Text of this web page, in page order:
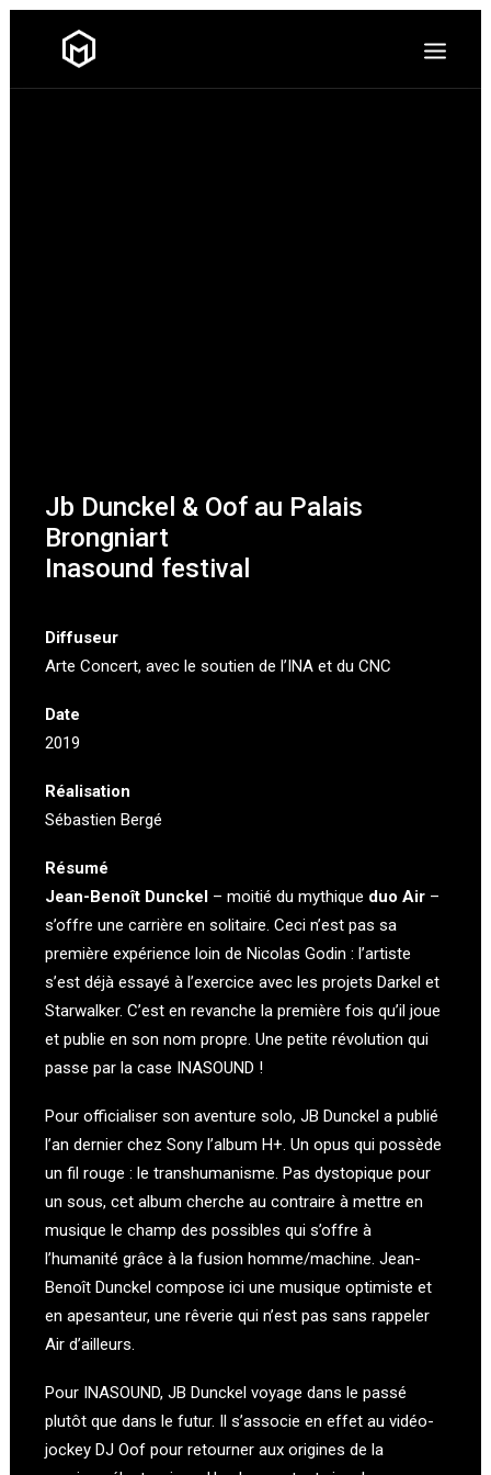
Jb Dunckel & Oof au Palais
Brongniart
Inasound festival
Diffuseur
Arte Concert, avec le soutien de l’INA et du CNC
Date
2019
Réalisation
Sébastien Bergé
Résumé
Jean-Benoît Dunckel – moitié du mythique duo Air –
s’offre une carrière en solitaire. Ceci n’est pas sa
première expérience loin de Nicolas Godin : l’artiste
s’est déjà essayé à l’exercice avec les projets Darkel et
Starwalker. C’est en revanche la première fois qu’il joue
et publie en son nom propre. Une petite révolution qui
passe par la case INASOUND !
Pour officialiser son aventure solo, JB Dunckel a publié
l’an dernier chez Sony l’album H+. Un opus qui possède
un fil rouge : le transhumanisme. Pas dystopique pour
un sous, cet album cherche au contraire à mettre en
musique le champ des possibles qui s’offre à
l’humanité grâce à la fusion homme/machine. Jean-
Benoît Dunckel compose ici une musique optimiste et
en apesanteur, une rêverie qui n’est pas sans rappeler
Air d’ailleurs.
Pour INASOUND, JB Dunckel voyage dans le passé
plutôt que dans le futur. Il s’associe en effet au vidéo-
jockey DJ Oof pour retourner aux origines de la